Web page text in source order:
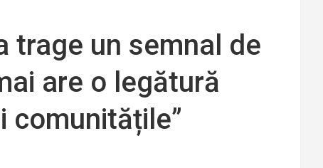
trage un semnal de
are o legătură
comunitățile”